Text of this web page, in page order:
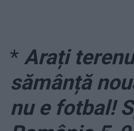
* Arați
sămânță
nu e fotbal!